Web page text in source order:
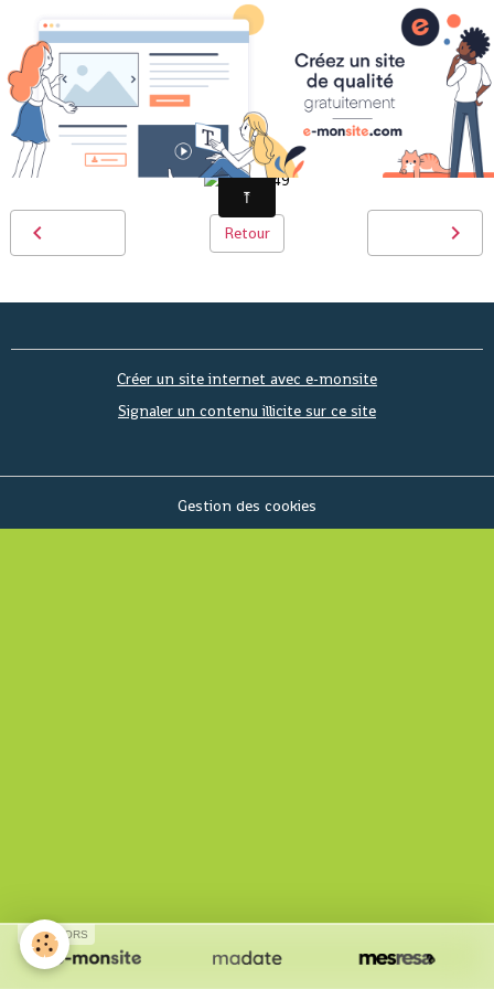
PICT0649
Retour
Créer un site internet avec e-monsite
Signaler un contenu illicite sur ce site
Gestion des cookies
SPONSORS